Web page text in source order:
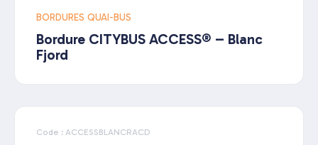
BORDURES QUAI-BUS
Bordure CITYBUS ACCESS® – Blanc
Fjord
Code : ACCESSBLANCRACD